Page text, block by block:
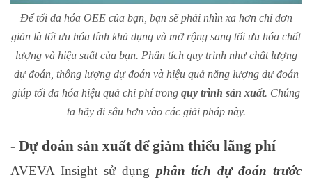
Để tối đa hóa OEE của bạn, bạn sẽ phải nhìn xa hơn chỉ đơn
giản là tối ưu hóa tính khả dụng và mở rộng sang tối ưu hóa chất
lượng và hiệu suất của bạn. Phân tích quy trình như chất lượng
dự đoán, thông lượng dự đoán và hiệu quả năng lượng dự đoán
giúp tối đa hóa hiệu quả chi phí trong quy trình sản xuất. Chúng
ta hãy đi sâu hơn vào các giải pháp này.
- Dự đoán sản xuất để giảm thiểu lãng phí
AVEVA Insight sử dụng phân tích dự đoán trước